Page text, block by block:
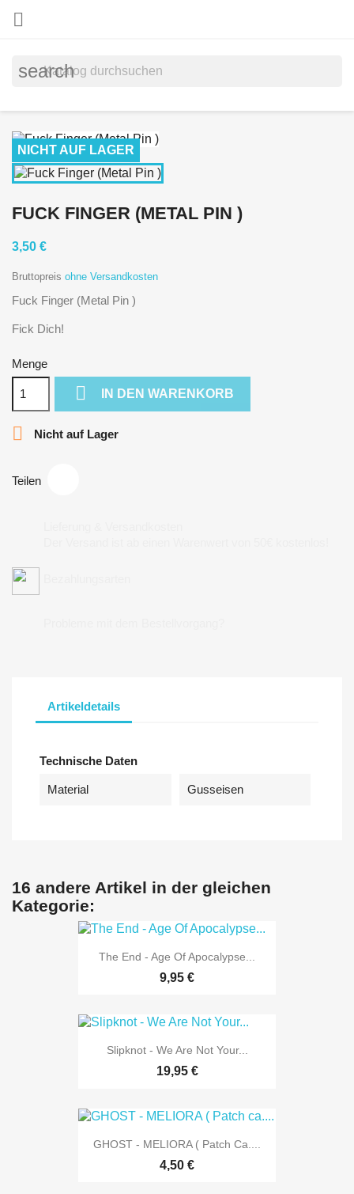

search
NICHT AUF LAGER
FUCK FINGER (METAL PIN )
3,50 €
Bruttopreis ohne Versandkosten
Fuck Finger (Metal Pin )
Fick Dich!
Menge
 IN DEN WARENKORB
 Nicht auf Lager
Teilen
Artikeldetails
Technische Daten
Material Gusseisen
16 andere Artikel in der gleichen
Kategorie:
The End - Age Of Apocalypse...
9,95 €
Slipknot - We Are Not Your...
19,95 €
GHOST - MELIORA ( Patch Ca....
4,50 €